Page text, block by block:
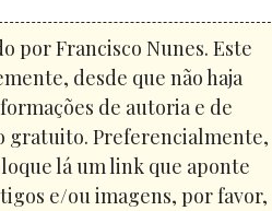
por Francisco Nunes. Este
desde que não haja
de autoria e de
gratuito. Preferencialmente,
lá um link que aponte
e/ou imagens, por favor,